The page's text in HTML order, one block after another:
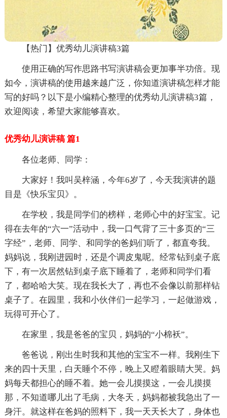
【热门】优秀幼儿演讲稿3篇
使用正确的写作思路书写演讲稿会更加事半功倍。现
如今，演讲稿的使用越来越广泛，你知道演讲稿怎样才能
写的好吗？以下是小编精心整理的优秀幼儿演讲稿3篇，
欢迎阅读，希望大家能够喜欢。
优秀幼儿演讲稿 篇1
各位老师、同学：
大家好！我叫吴梓涵，今年6岁了，今天我演讲的题
目是《快乐宝贝》。
在学校，我是同学们的榜样，老师心中的好宝宝。记
得在去年的“六一”活动中，我一口气背了三十多页的“三
字经”，老师、同学、和同学的爸妈们听了，都直夸我。
妈妈说，我刚进园时，还是个调皮鬼呢。经常钻到桌子底
下，有一次居然钻到桌子底下睡着了，老师和同学们看
了，都哈哈大笑。现在我长大了，再也不会像以前那样钻
桌子了。在园里，我和小伙伴们一起学习，一起做游戏，
玩得可开心了。
在家里，我是爸爸的宝贝，妈妈的“小棉袄”。
爸爸说，刚出生时我和其他的宝宝不一样。我刚生下
来的四十天里，白天睡个不停，晚上又瞪着眼睛大哭。妈
妈每天都担心的睡不着。她一会儿摸摸这，一会儿摸摸
那，不知道哪儿出了毛病，大冬天，妈妈都被我急出了一
身汗。就这样在爸妈的照料下，我一天天长大了，身体也